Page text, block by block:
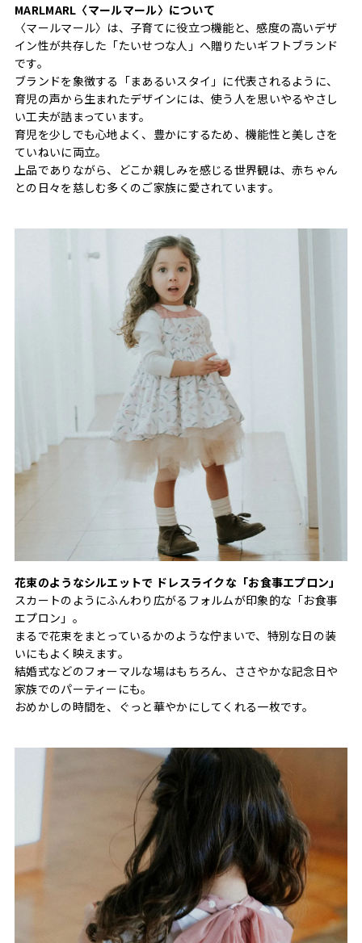
MARLMARL〈マールマール〉について
〈マールマール〉は、子育てに役立つ機能と、感度の高いデザ
イン性が共存した「たいせつな人」へ贈りたいギフトブランド
です。
ブランドを象徴する「まあるいスタイ」に代表されるように、
育児の声から生まれたデザインには、使う人を思いやるやさし
い工夫が詰まっています。
育児を少しでも心地よく、豊かにするため、機能性と美しさを
ていねいに両立。
上品でありながら、どこか親しみを感じる世界観は、赤ちゃん
との日々を慈しむ多くのご家族に愛されています。
花束のようなシルエットで ドレスライクな「お食事エプロン」
スカートのようにふんわり広がるフォルムが印象的な「お食事
エプロン」。
まるで花束をまとっているかのような佇まいで、特別な日の装
いにもよく映えます。
結婚式などのフォーマルな場はもちろん、ささやかな記念日や
家族でのパーティーにも。
おめかしの時間を、ぐっと華やかにしてくれる一枚です。